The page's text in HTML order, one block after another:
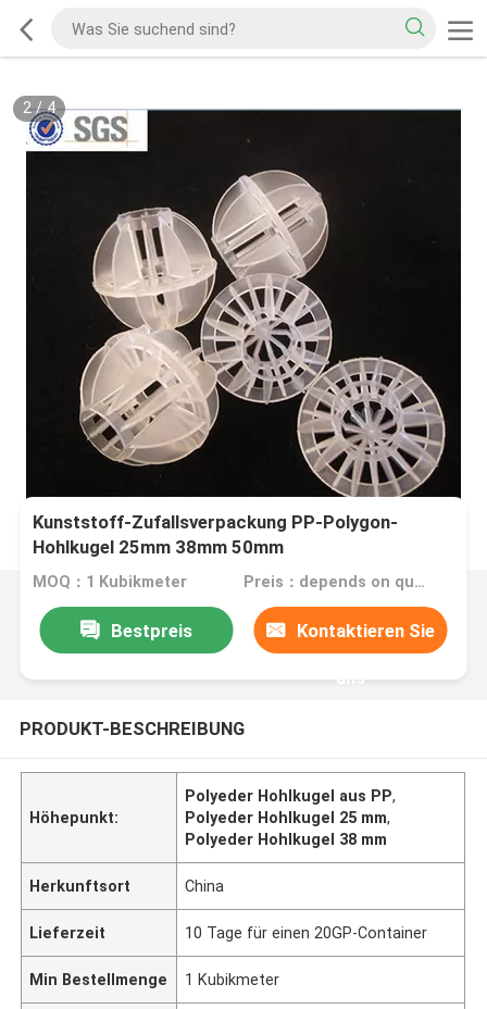
2/4
Kunststoff-Zufallsverpackung PP-Polygon-
Hohlkugel 25mm 38mm 50mm
MOQ：1 Kubikmeter Preis：depends on quantity
Bestpreis Kontaktieren Sie
uns
PRODUKT-BESCHREIBUNG
Höhepunkt:
Polyeder Hohlkugel aus PP,
Polyeder Hohlkugel 25 mm,
Polyeder Hohlkugel 38 mm
Herkunftsort China
Lieferzeit 10 Tage für einen 20GP-Container
Min Bestellmenge 1 Kubikmeter